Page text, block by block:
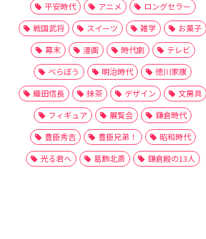
平安時代
アニメ
ロングセラー
戦国武将
スイーツ 雑学
お菓子
幕末
漫画 時代劇
テレビ
べらぼう
明治時代
徳川家康
織田信長
抹茶 デザイン
文房具
フィギュア
展覧会
鎌倉時代
豊臣秀吉
豊臣兄弟！
昭和時代
光る君へ
葛飾北斎 鎌倉殿の13人